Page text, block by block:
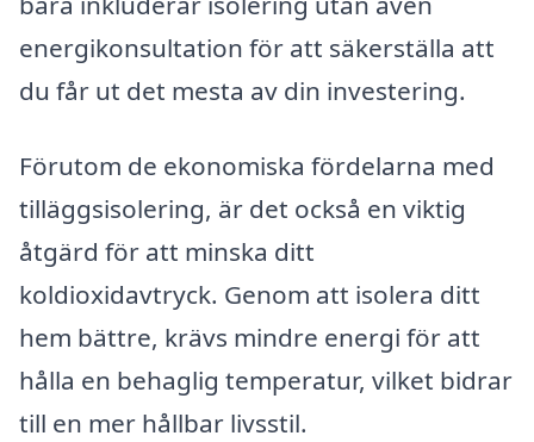
energikonsultation för att säkerställa att
du får ut det mesta av din investering.
Förutom de ekonomiska fördelarna med
tilläggsisolering, är det också en viktig
åtgärd för att minska ditt
koldioxidavtryck. Genom att isolera ditt
hem bättre, krävs mindre energi för att
hålla en behaglig temperatur, vilket bidrar
till en mer hållbar livsstil.